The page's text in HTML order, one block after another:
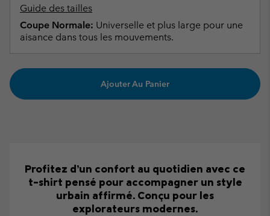
Guide des tailles
Coupe Normale: Universelle et plus large pour une
aisance dans tous les mouvements.
Ajouter Au Panier
Profitez d’un confort au quotidien avec ce
t-shirt pensé pour accompagner un style
urbain affirmé. Conçu pour les
explorateurs modernes.